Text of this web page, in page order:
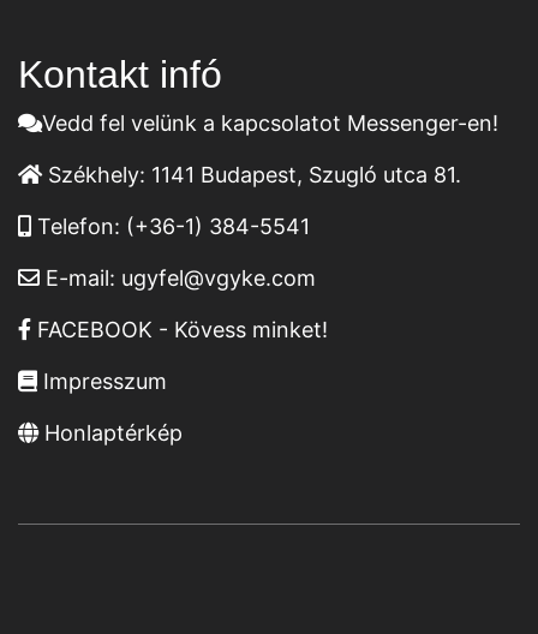
Kontakt infó
Vedd fel velünk a kapcsolatot Messenger-en!
Székhely: 1141 Budapest, Szugló utca 81.
Telefon: (+36-1) 384-5541
E-mail: ugyfel@vgyke.com
FACEBOOK - Kövess minket!
Impresszum
Honlaptérkép